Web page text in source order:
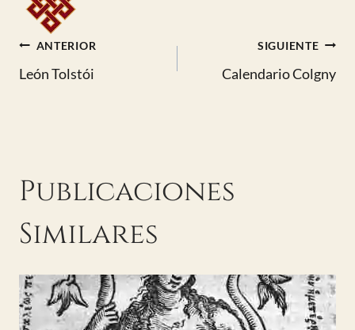
Navegación
ANTERIOR
León Tolstói
SIGUIENTE
Calendario Colgny
Publicaciones
Similares